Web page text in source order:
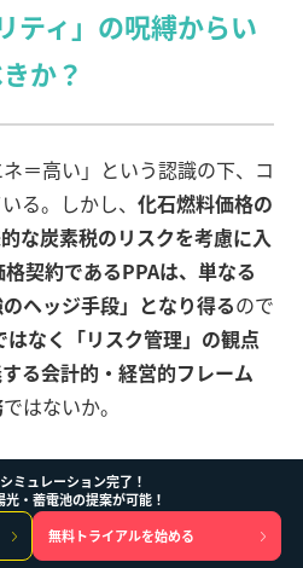
ティ」の呪縛からい
か？
＝高い」という認識の下、コ
る。しかし、 化石燃料価格の
な炭素税のリスクを考慮に入
契約であるPPAは、単なる
ヘッジ手段」となり得るので
はなく「リスク管理」の観点
る会計的・経営的フレーム
ではないか。
」ではなく「足か
ミュレーション完了！
・蓄電池の提案が可能！
無料トライアルを始める